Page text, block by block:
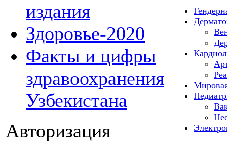
издания
Здоровье-2020
Факты и цифры
здравоохранения
Узбекистана
Авторизация